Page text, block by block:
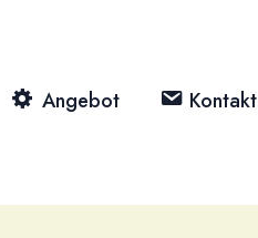
Angebot Kontakt